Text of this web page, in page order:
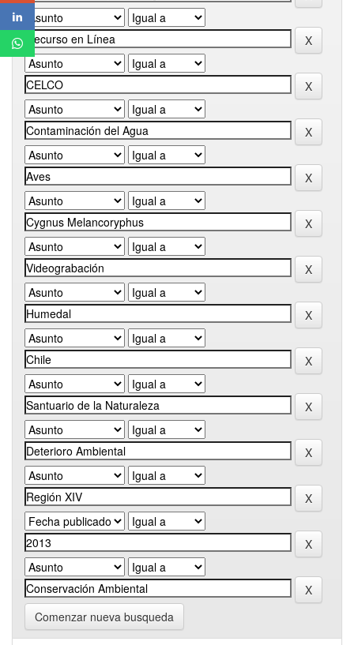
Comenzar nueva busqueda